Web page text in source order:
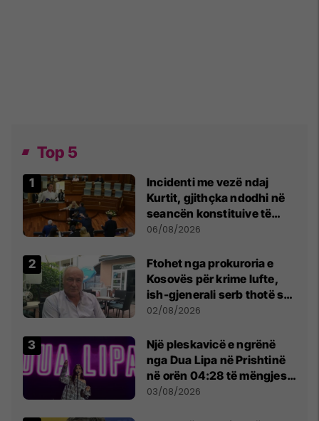
Top 5
Incidenti me vezë ndaj
Kurtit, gjithçka ndodhi në
seancën konstituive të
Kuvendit
06/08/2026
Ftohet nga prokuroria e
Kosovës për krime lufte,
ish-gjenerali serb thotë se
dikush e tradhtoi në
02/08/2026
Një pleskavicë e ngrënë
nga Dua Lipa në Prishtinë
në orën 04:28 të mëngjesit
- dhe bota digjitale serbe
03/08/2026